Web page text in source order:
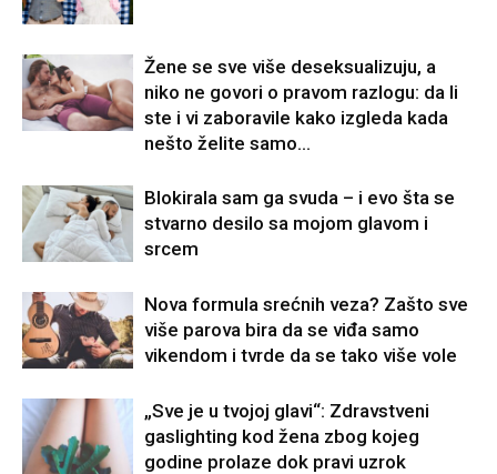
Žene se sve više deseksualizuju, a
niko ne govori o pravom razlogu: da li
ste i vi zaboravile kako izgleda kada
nešto želite samo...
Blokirala sam ga svuda – i evo šta se
stvarno desilo sa mojom glavom i
srcem
Nova formula srećnih veza? Zašto sve
više parova bira da se viđa samo
vikendom i tvrde da se tako više vole
„Sve je u tvojoj glavi“: Zdravstveni
gaslighting kod žena zbog kojeg
godine prolaze dok pravi uzrok